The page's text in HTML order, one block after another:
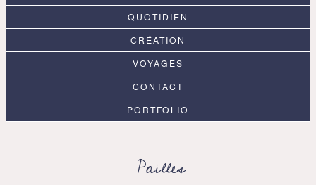
QUOTIDIEN
CRÉATION
VOYAGES
CONTACT
PORTFOLIO
Pailles